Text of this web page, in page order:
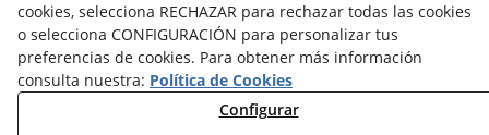
cookies, selecciona RECHAZAR para rechazar todas las cookies
o selecciona CONFIGURACIÓN para personalizar tus
preferencias de cookies. Para obtener más información
consulta nuestra: Política de Cookies
Configurar